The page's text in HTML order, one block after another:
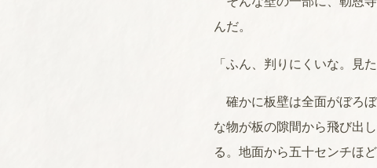
んだ。
「ふん、判りにくいな。見
確かに板壁は全面がぼろ
な物が板の隙間から飛び出
る。地面から五十センチほ